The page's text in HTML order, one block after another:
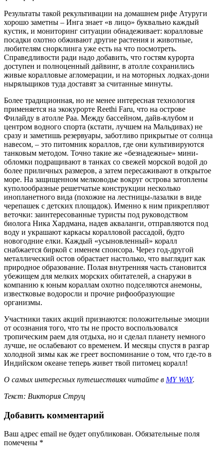
Результаты такой рекультивации на домашнем рифе Атуруги
хорошо заметны – Инга знает «в лицо» буквально каждый
кустик, и мониторинг ситуации обнадеживает: коралловые
посадки охотно обживают другие растения и животные,
любителям снорклинга уже есть на что посмотреть.
Справедливости ради надо добавить, что гостям курорта
доступен и полноценный дайвинг, в атолле сохранились
живые коралловые агломерации, и на моторных лодках-дони
ныряльщиков туда доставят за считанные минуты.
Более традиционная, но не менее интересная технология
применяется на экокурорте Reethi Faru, что на острове
Филайду в атолле Раа. Между бассейном, дайв-клубом и
центром водного спорта (кстати, лучшем на Мальдивах) не
сразу и заметишь резервуары, заботливо прикрытые от солнца
навесом, – это питомник кораллов, где они культивируются
танковым методом. Точно такие же «безнадежные» мини-
обломки подращивают в танках со свежей морской водой до
более приличных размеров, а затем пересаживают в открытое
море. На защищенном мелководье вокруг острова затоплены
куполообразные решетчатые конструкции несколько
инопланетного вида (похожие на лестницы-лазалки в виде
черепашек с детских площадок). Именно к ним прикрепляют
веточки: заинтересованные туристы под руководством
биолога Ника Хардмана, надев акваланги, отправляются под
воду и украшают каркасы коралловой рассадой, будто
новогодние елки. Каждый «усыновленный» коралл
снабжается биркой с именем спонсора. Через год-другой
металлический остов обрастает настолько, что выглядит как
природное образование. Полая внутренняя часть становится
убежищем для мелких морских обитателей, а снаружи в
компанию к юным кораллам охотно подселяются анемоны,
известковые водоросли и прочие рифообразующие
организмы.
Участники таких акций признаются: положительные эмоции
от осознания того, что ты не просто воспользовался
тропическим раем для отдыха, но и сделал планету немного
лучше, не ослабевают со временем. И месяцы спустя в разгар
холодной зимы как же греет воспоминание о том, что где-то в
Индийском океане теперь живет твой питомец коралл!
О самых интересных путешествиях читайте в MY WAY.
Текст: Виктория Струц
Добавить комментарий
Ваш адрес email не будет опубликован. Обязательные поля
помечены *